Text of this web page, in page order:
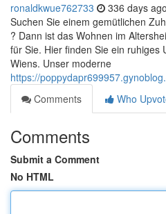
ronaldkwue762733 336 days ago
Suchen Sie einem gemütlichen
? Dann ist das Wohnen im
für Sie. Hier finden Sie ein ruhiges
Wiens. Unser moderne
https://
Comments
Who
Comments
Submit a Comment
No HTML